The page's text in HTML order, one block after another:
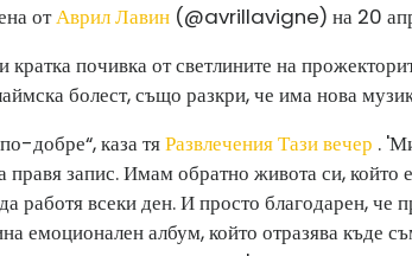
отАврил Лавин (@avrillavigne) на 20
кратка почивка от светлините на
болест, също разкри, че има нова
добре“, каза тяРазвлечения Тази вечер .
правя запис. Имам обратно живота си, който
работя всеки ден. И просто благодарен, че
емоционален албум, който отразява къде